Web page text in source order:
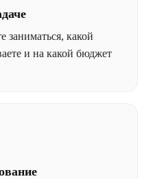
заниматься, какой
и на какой бюджет